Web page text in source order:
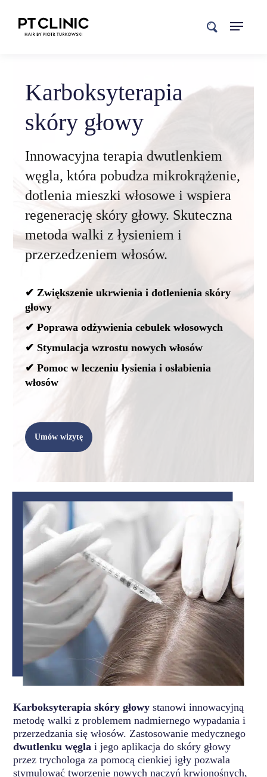
search
Karboksyterapia
skóry głowy
Innowacyjna terapia dwutlenkiem
węgla, która pobudza mikrokrążenie,
dotlenia mieszki włosowe i wspiera
regenerację skóry głowy. Skuteczna
metoda walki z łysieniem i
przerzedzeniem włosów.
✔ Zwiększenie ukrwienia i dotlenienia skóry
głowy
✔ Poprawa odżywienia cebulek włosowych
✔ Stymulacja wzrostu nowych włosów
✔ Pomoc w leczeniu łysienia i osłabienia
włosów
Umów wizytę
Karboksyterapia skóry głowy stanowi innowacyjną
metodę walki z problemem nadmiernego wypadania i
przerzedzania się włosów. Zastosowanie medycznego
dwutlenku węgla i jego aplikacja do skóry głowy
przez trychologa za pomocą cienkiej igły pozwala
stymulować tworzenie nowych naczyń krwionośnych,